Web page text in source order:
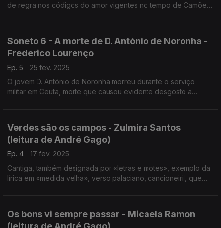
de regra nos códigos do amor vigentes no tempo de Camões;
Soneto 6 - A morte de D. António de Noronha -
Frederico Lourenço
Ep. 5
25 fev. 2025
O jovem D. António de Noronha morreu durante o serviço
militar em Ceuta, morte que causou evidente desgosto a
Verdes são os campos - Zulmira Santos
(leitura de André Gago)
Ep. 4
17 fev. 2025
Cantiga, também designada por «letras e motes», exemplo da
lírica em «medida velha», verso palaciano, cancioneiril, que
Os bons vi sempre passar - Micaela Ramon
(leitura de André Gago)